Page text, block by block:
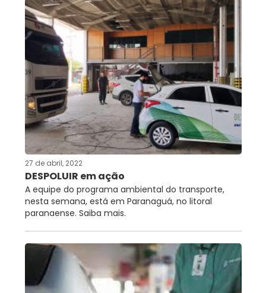
27 de abril, 2022
DESPOLUIR em ação
A equipe do programa ambiental do transporte,
nesta semana, está em Paranaguá, no litoral
paranaense. Saiba mais.